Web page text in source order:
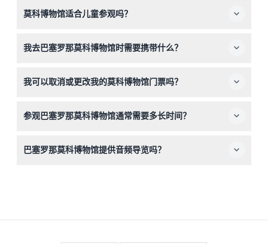
10:00至20:00，周日为10:00至19:00（时间可能变动——请
莫科博物馆适合儿童参观吗？
门票的成年人陪同，18岁及以上者需购买成人票。
我去巴塞罗那莫科博物馆时需要携带什么？
身份证件，同时请准备好在馆内不携带食物、饮料和帽子参
我可以取消或更改我的莫科博物馆门票吗？
择日期。
参观巴塞罗那莫科博物馆通常需要多长时间？
互动装置。
巴塞罗那莫科博物馆提供音频导览吗？